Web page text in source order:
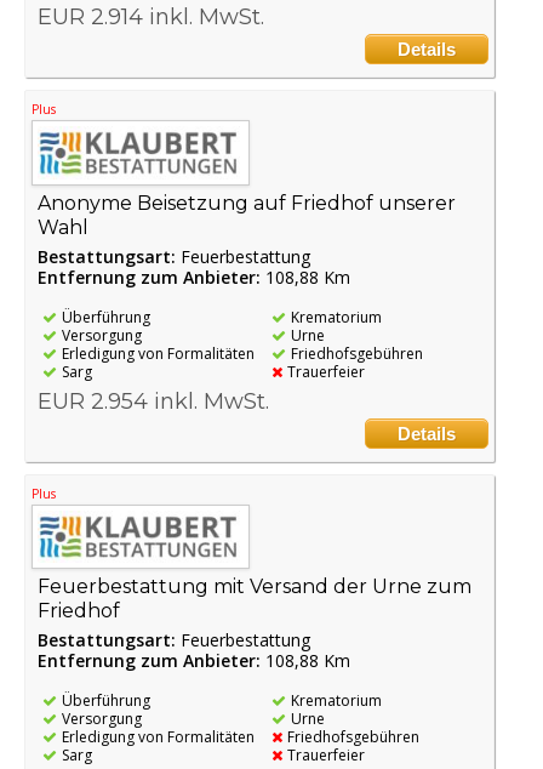
EUR 2.914 inkl. MwSt.
Details
Plus
Anonyme Beisetzung auf Friedhof unserer
Wahl
Bestattungsart: Feuerbestattung
Entfernung zum Anbieter: 108,88 Km
Überführung
Versorgung
Erledigung von Formalitäten
Sarg
Krematorium
Urne
Friedhofsgebühren
Trauerfeier
EUR 2.954 inkl. MwSt.
Details
Plus
Feuerbestattung mit Versand der Urne zum
Friedhof
Bestattungsart: Feuerbestattung
Entfernung zum Anbieter: 108,88 Km
Überführung
Versorgung
Erledigung von Formalitäten
Sarg
Krematorium
Urne
Friedhofsgebühren
Trauerfeier